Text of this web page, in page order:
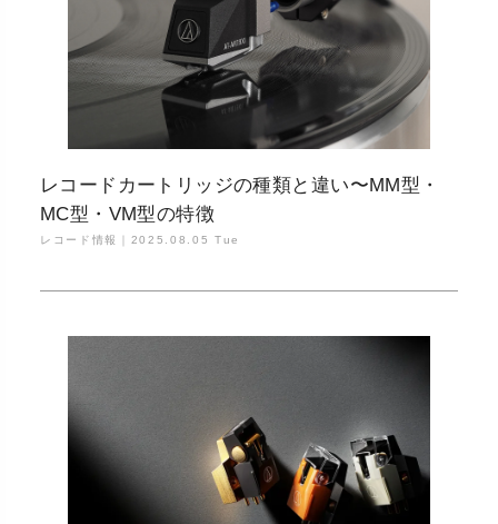
レコードカートリッジの種類と違い〜MM型・
MC型・VM型の特徴
レコード情報｜ 2025.08.05 Tue